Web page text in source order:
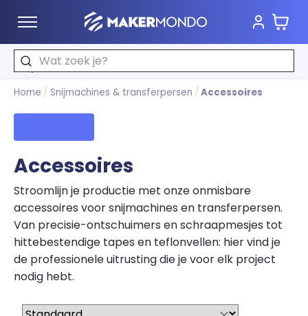
MakerMondo
Zoeken
Home / Snijmachines & transferpersen / Accessoires
Accessoires
Stroomlijn je productie met onze onmisbare
accessoires voor snijmachines en transferpersen.
Van precisie-ontschuimers en schraapmesjes tot
hittebestendige tapes en teflonvellen: hier vind je
de professionele uitrusting die je voor elk project
nodig hebt.